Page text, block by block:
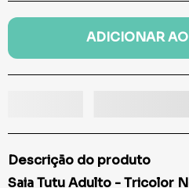
ADICIONAR
Descrição do produto
Saia Tutu Adulto - Tricolor